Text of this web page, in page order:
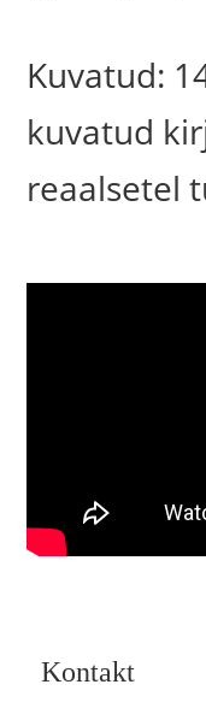
Kuvatud:
kuvatud
reaalsetel
Kontakt